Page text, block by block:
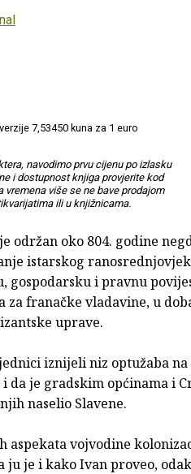
7,53450 kuna za 1 euro
navodimo prvu cijenu po izlasku
i dostupnost knjiga provjerite kod
više se ne bave prodajom
ili u knjižnicama.
održan oko 804. godine
istarskog
gospodarsku i pravnu
za franačke vladavine, u
uprave.
iznijeli niz optužaba
da je gradskim općinama i
naselio Slavene.
aspekata vojvodine
je i kako Ivan proveo,